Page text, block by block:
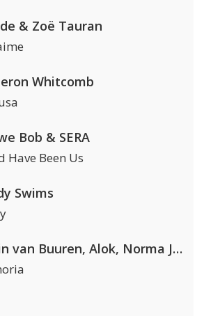
& Zoë Tauran
Whitcomb
Bob & SERA
Have Been Us
Swims
Armin van Buuren, Alok, Norma Jean Martine & LAWRENT